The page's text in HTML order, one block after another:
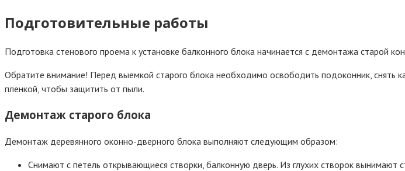
Подготовительные работы
Подготовка стенового проема к установке балконного блока начинается с демонтажа старой
Обратите внимание! Перед выемкой старого блока необходимо освободить подоконник, снять
пленкой, чтобы защитить от пыли.
Демонтаж старого блока
Демонтаж деревянного оконно-дверного блока выполняют следующим образом:
Снимают с петель открывающиеся створки, балконную дверь. Из глухих створок вынимают